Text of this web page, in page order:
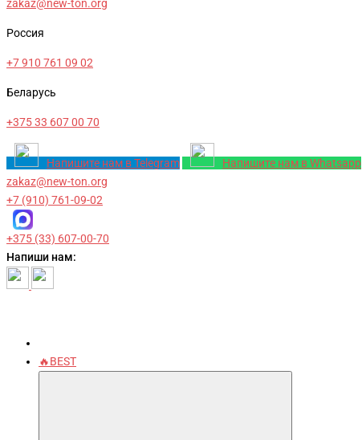
zakaz@new-ton.org
Россия
+7 910 761 09 02
Беларусь
+375 33 607 00 70
Напишите нам в Telegram Напишите нам в Whatsapp
zakaz@new-ton.org
+7 (910) 761-09-02
+375 (33) 607-00-70
Напиши нам:
🔥BEST